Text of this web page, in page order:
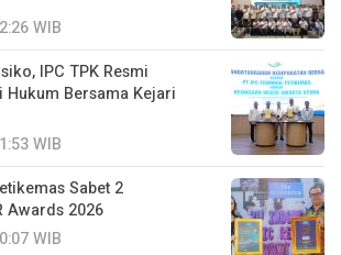
WIB
IPC TPK Resmi
Hukum Bersama Kejari
WIB
Sabet 2
Awards 2026
WIB